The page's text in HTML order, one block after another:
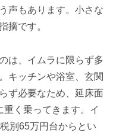
声もあります。小さな
摘です。
は、イムラに限らず多
キッチンや浴室、玄関
ず必要なため、延床面
く乗ってきます。イ
別65万円台からとい